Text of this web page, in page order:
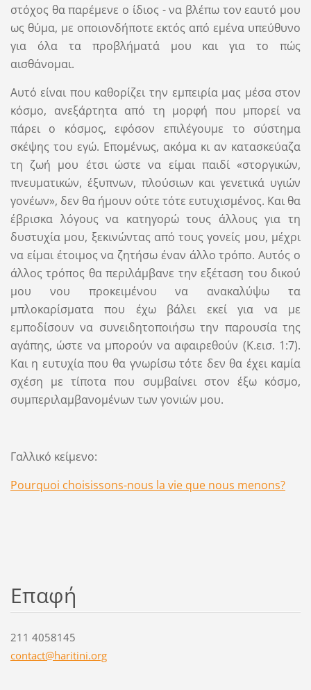
στόχος θα παρέμενε ο ίδιος - να βλέπω τον εαυτό μου
ως θύμα, με οποιονδήποτε εκτός από εμένα υπεύθυνο
για όλα τα προβλήματά μου και για το πώς
αισθάνομαι.
Αυτό είναι που καθορίζει την εμπειρία μας μέσα στον
κόσμο, ανεξάρτητα από τη μορφή που μπορεί να
πάρει ο κόσμος, εφόσον επιλέγουμε το σύστημα
σκέψης του εγώ. Επομένως, ακόμα κι αν κατασκεύαζα
τη ζωή μου έτσι ώστε να είμαι παιδί «στοργικών,
πνευματικών, έξυπνων, πλούσιων και γενετικά υγιών
γονέων», δεν θα ήμουν ούτε τότε ευτυχισμένος. Και θα
έβρισκα λόγους να κατηγορώ τους άλλους για τη
δυστυχία μου, ξεκινώντας από τους γονείς μου, μέχρι
να είμαι έτοιμος να ζητήσω έναν άλλο τρόπο. Αυτός ο
άλλος τρόπος θα περιλάμβανε την εξέταση του δικού
μου νου προκειμένου να ανακαλύψω τα
μπλοκαρίσματα που έχω βάλει εκεί για να με
εμποδίσουν να συνειδητοποιήσω την παρουσία της
αγάπης, ώστε να μπορούν να αφαιρεθούν (Κ.εισ. 1:7).
Και η ευτυχία που θα γνωρίσω τότε δεν θα έχει καμία
σχέση με τίποτα που συμβαίνει στον έξω κόσμο,
συμπεριλαμβανομένων των γονιών μου.
Γαλλικό κείμενο:
Pourquoi choisissons-nous la vie que nous menons?
Επαφή
211 4058145
contact@haritini.org